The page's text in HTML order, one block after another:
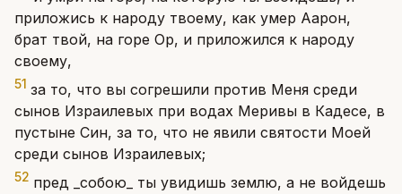
приложись к народу твоему, как умер Аарон,
брат твой, на горе Ор, и приложился к народу
своему,
51 за то, что вы согрешили против Меня среди
сынов Израилевых при водах Меривы в Кадесе, в
пустыне Син, за то, что не явили святости Моей
среди сынов Израилевых;
52 пред _собою_ ты увидишь землю, а не войдешь